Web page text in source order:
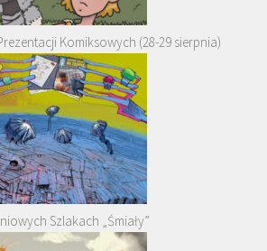
Komiksowych (28-29 sierpnia)
Szlakach „Śmiały”